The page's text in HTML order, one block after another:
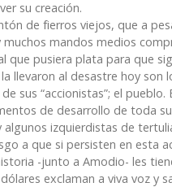
su creación.
de fierros viejos, que a
mandos medios
que pusiera plata para que
llevaron al desastre hoy son
sus “accionistas”; el
de desarrollo de toda
algunos izquierdistas de
a que si persisten en esta
-junto a Amodio- les
exclaman a viva voz y